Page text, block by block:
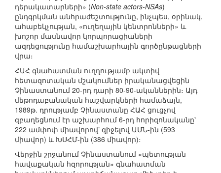
դերակատարների» (Non-state actors-NSAs)
ընդգրկման անհրաժեշտությունը, ինչպես, օրինակ,
ահաբեկչության, «ուղեղային կենտրոնների» և
խոշոր մասնավոր կորպորացիաների
ազդեցությունը համաշխարհային գործընթացների
վրա։
ՀԱՀ գնահատման ուղղությամբ ակտիվ
հետազոտական մշակումներ իրականացվեցին
Չինաստանում 20-րդ դարի 80-90-ականներին։ Այդ
մեթոդաբանական հաշվարկների համաձայն,
1989թ. դրությամբ Չինաստանը ՀԱՀ ցուցչով
զբաղեցնում էր աշխարհում 6-րդ հորիզոնականը՝
222 ամփոփ միավորով՝ զիջելով ԱՄՆ-ին (593
միավոր) և ԽՍՀՄ-ին (386 միավոր)։
Վերջին շրջանում Չինաստանում «պետության
հավաքական հզորության» գնահատման